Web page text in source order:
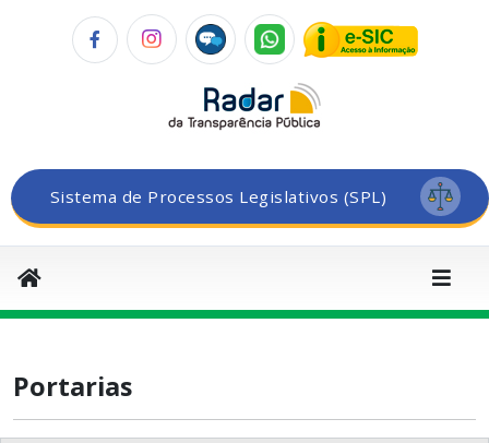
Sistema de Processos Legislativos (SPL)
Portarias